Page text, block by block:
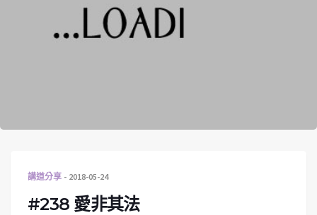
講道分享 2018-05-24
#238 愛非其法